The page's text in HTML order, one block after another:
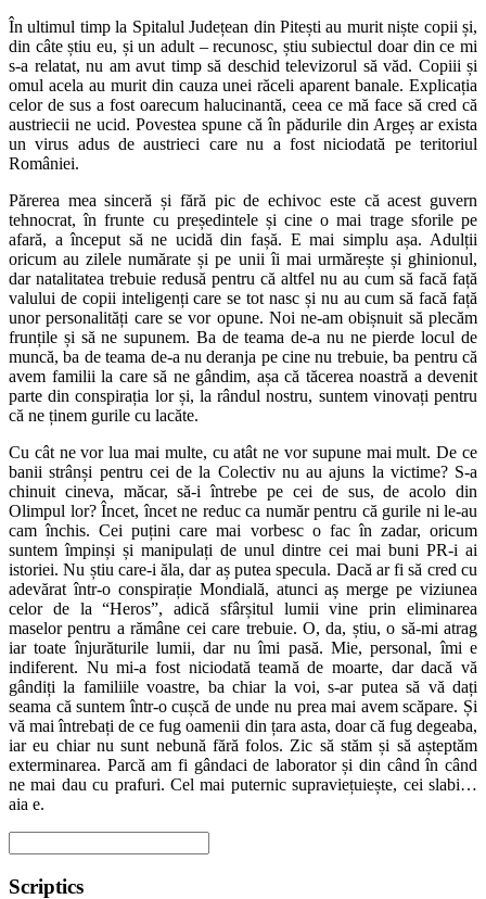
În ultimul timp la Spitalul Județean din Pitești au murit niște copii și,
din câte știu eu, și un adult – recunosc, știu subiectul doar din ce mi
s-a relatat, nu am avut timp să deschid televizorul să văd. Copiii și
omul acela au murit din cauza unei răceli aparent banale. Explicația
celor de sus a fost oarecum halucinantă, ceea ce mă face să cred că
austriecii ne ucid. Povestea spune că în pădurile din Argeș ar exista
un virus adus de austrieci care nu a fost niciodată pe teritoriul
României.
Părerea mea sinceră și fără pic de echivoc este că acest guvern
tehnocrat, în frunte cu președintele și cine o mai trage sforile pe
afară, a început să ne ucidă din fașă. E mai simplu așa. Adulții
oricum au zilele numărate și pe unii îi mai urmărește și ghinionul,
dar natalitatea trebuie redusă pentru că altfel nu au cum să facă față
valului de copii inteligenți care se tot nasc și nu au cum să facă față
unor personalități care se vor opune. Noi ne-am obișnuit să plecăm
frunțile și să ne supunem. Ba de teama de-a nu ne pierde locul de
muncă, ba de teama de-a nu deranja pe cine nu trebuie, ba pentru că
avem familii la care să ne gândim, așa că tăcerea noastră a devenit
parte din conspirația lor și, la rândul nostru, suntem vinovați pentru
că ne ținem gurile cu lacăte.
Cu cât ne vor lua mai multe, cu atât ne vor supune mai mult. De ce
banii strânși pentru cei de la Colectiv nu au ajuns la victime? S-a
chinuit cineva, măcar, să-i întrebe pe cei de sus, de acolo din
Olimpul lor? Încet, încet ne reduc ca număr pentru că gurile ni le-au
cam închis. Cei puțini care mai vorbesc o fac în zadar, oricum
suntem împinși și manipulați de unul dintre cei mai buni PR-i ai
istoriei. Nu știu care-i ăla, dar aș putea specula. Dacă ar fi să cred cu
adevărat într-o conspirație Mondială, atunci aș merge pe viziunea
celor de la “Heros”, adică sfârșitul lumii vine prin eliminarea
maselor pentru a rămâne cei care trebuie. O, da, știu, o să-mi atrag
iar toate înjurăturile lumii, dar nu îmi pasă. Mie, personal, îmi e
indiferent. Nu mi-a fost niciodată teamă de moarte, dar dacă vă
gândiți la familiile voastre, ba chiar la voi, s-ar putea să vă dați
seama că suntem într-o cușcă de unde nu prea mai avem scăpare. Și
vă mai întrebați de ce fug oamenii din țara asta, doar că fug degeaba,
iar eu chiar nu sunt nebună fără folos. Zic să stăm și să așteptăm
exterminarea. Parcă am fi gândaci de laborator și din când în când
ne mai dau cu prafuri. Cel mai puternic supraviețuiește, cei slabi…
aia e.
Scriptics